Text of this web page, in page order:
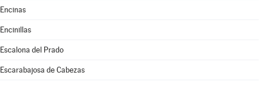
Encinas
Encinillas
Escalona del Prado
Escarabajosa de Cabezas